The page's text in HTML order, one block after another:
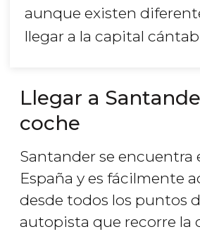
aunque existen
llegar a la capital
Llegar a
coche
Santander se encuentra
España y es fácilmente
desde todos los puntos
autopista que recorre la